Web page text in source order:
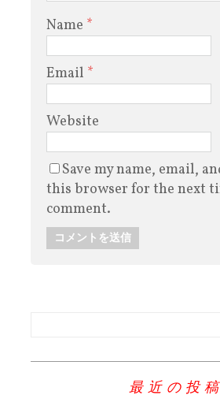
Name *
Email *
Website
Save my name, email,
this browser for the next
comment.
最近の投稿